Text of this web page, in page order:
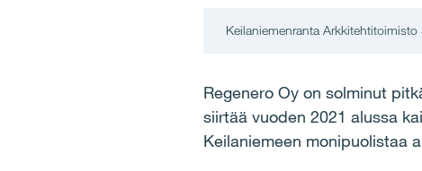
Keilaniemenranta Arkkitehtitoimisto
Regenero Oy on solminut
siirtää vuoden 2021 alussa
Keilaniemeen monipuolistaa